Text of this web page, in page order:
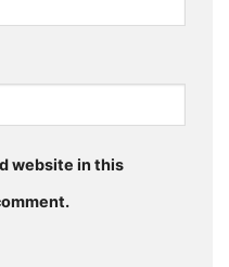
website in this